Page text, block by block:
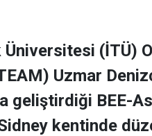
(İTÜ)
Uzmar
geliştirdiği BEE-
kentinde